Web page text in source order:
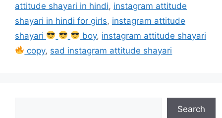
attitude shayari in hindi, instagram attitude
shayari in hindi for girls, instagram attitude
shayari
boy, instagram attitude shayari
copy, sad instagram attitude shayari
Search